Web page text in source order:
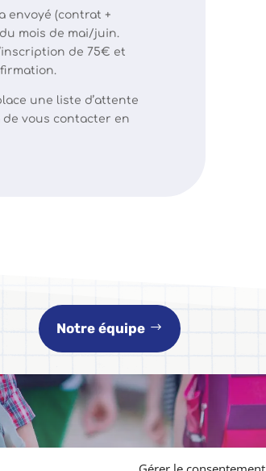
envoyé (contrat +
mois de mai/juin.
de 75€ et
une liste d’attente
vous contacter en
Notre équipe